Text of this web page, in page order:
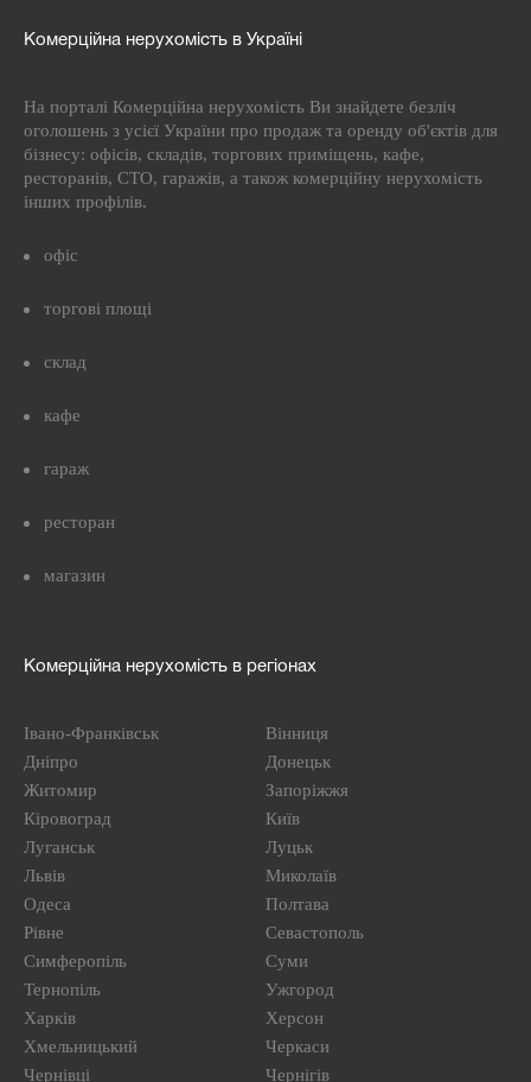
Комерційна нерухомість в Україні
На порталі Комерційна нерухомість Ви знайдете безліч
оголошень з усієї України про продаж та оренду об'єктів для
бізнесу: офісів, складів, торгових приміщень, кафе,
ресторанів, СТО, гаражів, а також комерційну нерухомість
інших профілів.
офіс
торгові площі
склад
кафе
гараж
ресторан
магазин
Комерційна нерухомість в регіонах
Івано-Франківськ
Вінниця
Дніпро
Донецьк
Житомир
Запоріжжя
Кіровоград
Київ
Луганськ
Луцьк
Львів
Миколаїв
Одеса
Полтава
Рівне
Севастополь
Симферопіль
Суми
Тернопіль
Ужгород
Харків
Херсон
Хмельницький
Черкаси
Чернівці
Чернігів